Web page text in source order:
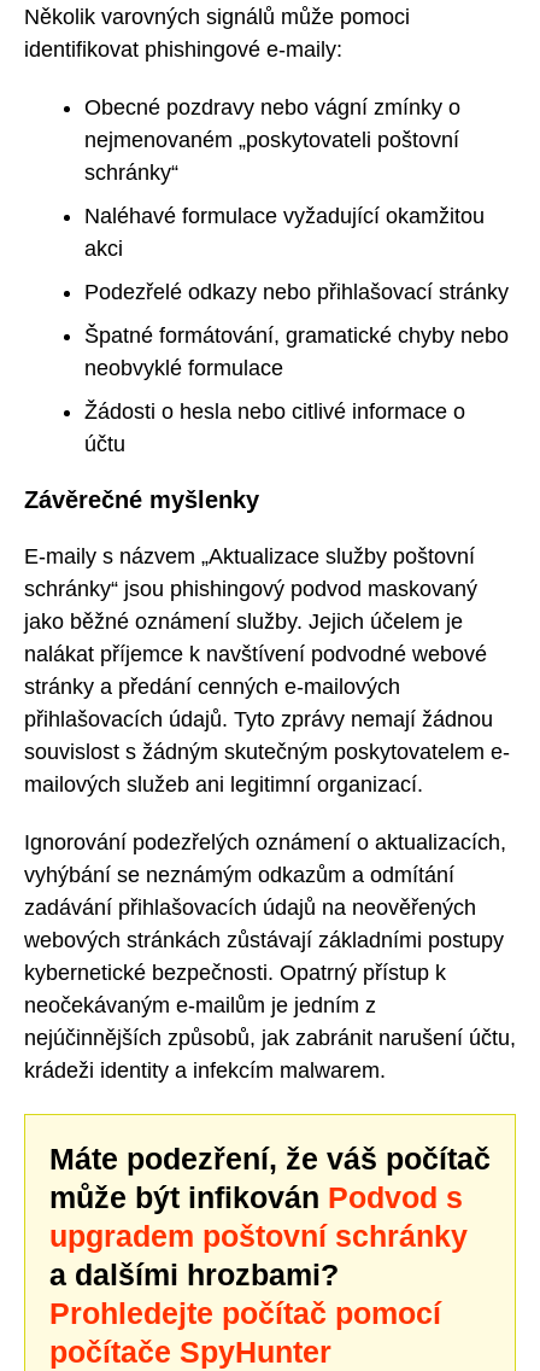
Několik varovných signálů může pomoci
identifikovat phishingové e-maily:
Obecné pozdravy nebo vágní zmínky o
nejmenovaném „poskytovateli poštovní
schránky“
Naléhavé formulace vyžadující okamžitou
akci
Podezřelé odkazy nebo přihlašovací stránky
Špatné formátování, gramatické chyby nebo
neobvyklé formulace
Žádosti o hesla nebo citlivé informace o
účtu
Závěrečné myšlenky
E-maily s názvem „Aktualizace služby poštovní
schránky“ jsou phishingový podvod maskovaný
jako běžné oznámení služby. Jejich účelem je
nalákat příjemce k navštívení podvodné webové
stránky a předání cenných e-mailových
přihlašovacích údajů. Tyto zprávy nemají žádnou
souvislost s žádným skutečným poskytovatelem e-
mailových služeb ani legitimní organizací.
Ignorování podezřelých oznámení o aktualizacích,
vyhýbání se neznámým odkazům a odmítání
zadávání přihlašovacích údajů na neověřených
webových stránkách zůstávají základními postupy
kybernetické bezpečnosti. Opatrný přístup k
neočekávaným e-mailům je jedním z
nejúčinnějších způsobů, jak zabránit narušení účtu,
krádeži identity a infekcím malwarem.
Máte podezření, že váš počítač
může být infikován Podvod s
upgradem poštovní schránky
a dalšími hrozbami?
Prohledejte počítač pomocí
počítače SpyHunter